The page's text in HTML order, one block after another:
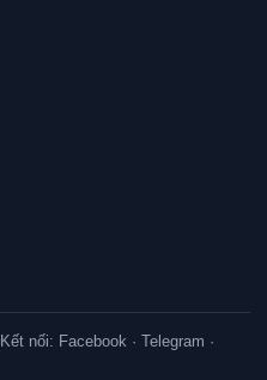
Kết nối: Facebook · Telegram ·